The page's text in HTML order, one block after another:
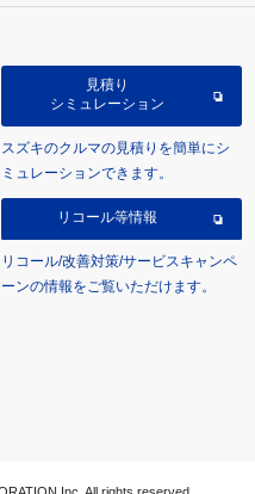
見積り
シミュレーション
スズキのクルマの見積りを簡単にシ
ミュレーションできます。
リコール等情報
リコール/改善対策/サービスキャンペ
ーンの情報をご覧いただけます。